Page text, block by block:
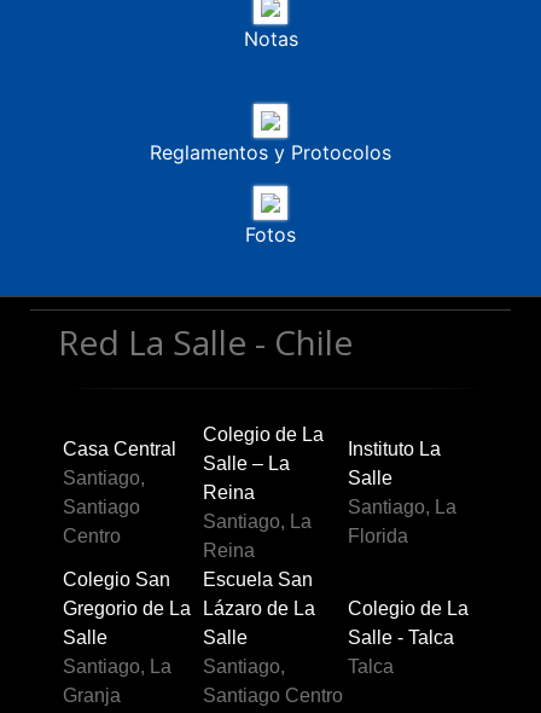
Notas
Reglamentos y Protocolos
Fotos
Red La Salle - Chile
Casa Central
Santiago,
Santiago
Centro
Colegio de La
Salle – La
Reina
Santiago, La
Reina
Instituto La
Salle
Santiago, La
Florida
Colegio San
Gregorio de La
Salle
Santiago, La
Granja
Escuela San
Lázaro de La
Salle
Santiago,
Santiago Centro
Colegio de La
Salle - Talca
Talca